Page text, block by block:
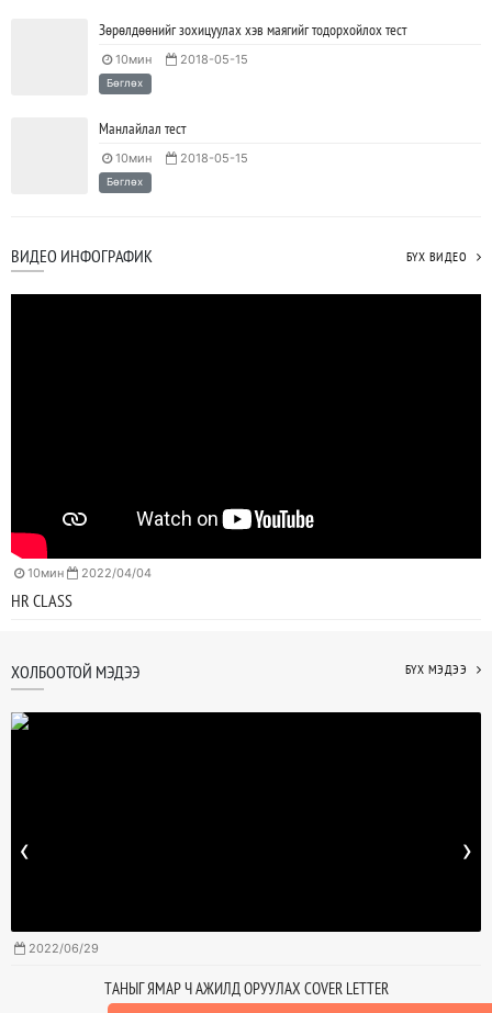
Зөрөлдөөнийг зохицуулах хэв маягийг тодорхойлох тест
10мин 2018-05-15
Бөглөх
Манлайлал тест
10мин 2018-05-15
Бөглөх
ВИДЕО ИНФОГРАФИК БҮХ ВИДЕО
10мин 2022/04/04
HR CLASS
ХОЛБООТОЙ МЭДЭЭ БҮХ МЭДЭЭ
2022/06/29
ТАНЫГ ЯМАР Ч АЖИЛД ОРУУЛАХ COVER LETTER
‹ ›